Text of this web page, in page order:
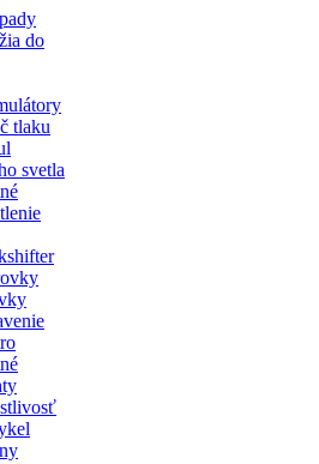
do
tlaku
svetla